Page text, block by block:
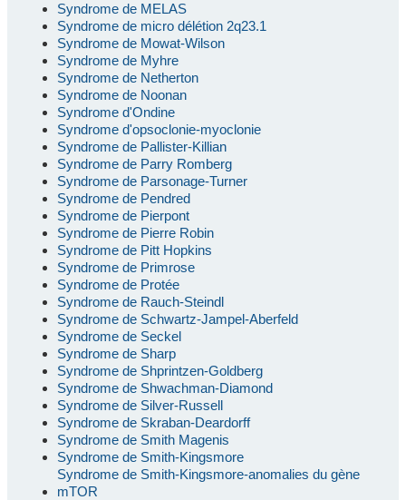
Syndrome de MELAS
Syndrome de micro délétion 2q23.1
Syndrome de Mowat-Wilson
Syndrome de Myhre
Syndrome de Netherton
Syndrome de Noonan
Syndrome d'Ondine
Syndrome d'opsoclonie-myoclonie
Syndrome de Pallister-Killian
Syndrome de Parry Romberg
Syndrome de Parsonage-Turner
Syndrome de Pendred
Syndrome de Pierpont
Syndrome de Pierre Robin
Syndrome de Pitt Hopkins
Syndrome de Primrose
Syndrome de Protée
Syndrome de Rauch-Steindl
Syndrome de Schwartz-Jampel-Aberfeld
Syndrome de Seckel
Syndrome de Sharp
Syndrome de Shprintzen-Goldberg
Syndrome de Shwachman-Diamond
Syndrome de Silver-Russell
Syndrome de Skraban-Deardorff
Syndrome de Smith Magenis
Syndrome de Smith-Kingsmore
Syndrome de Smith-Kingsmore-anomalies du gène
mTOR